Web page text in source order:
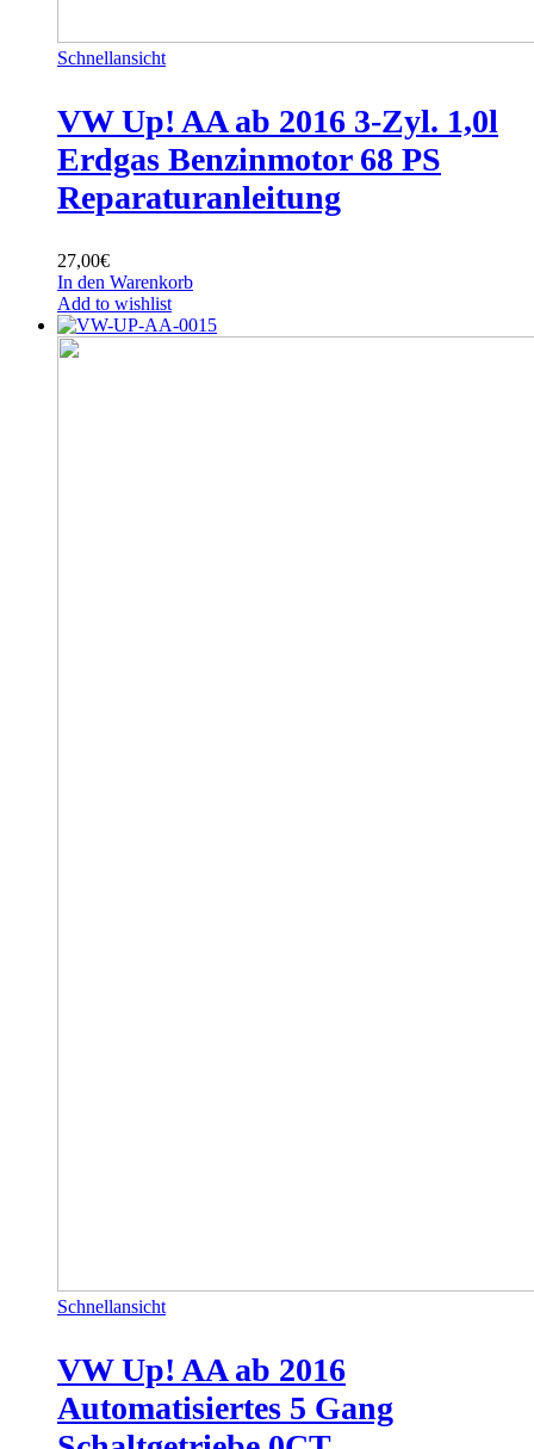
Schnellansicht
VW Up! AA ab 2016 3-Zyl. 1,0l
Erdgas Benzinmotor 68 PS
Reparaturanleitung
27,00€
In den Warenkorb
Add to wishlist
Schnellansicht
VW Up! AA ab 2016
Automatisiertes 5 Gang